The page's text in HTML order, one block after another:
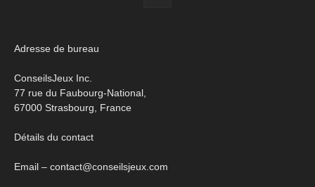
Adresse de bureau
ConseilsJeux Inc.
77 rue du Faubourg-National,
67000 Strasbourg, France
Détails du contact
Email – contact@conseilsjeux.com